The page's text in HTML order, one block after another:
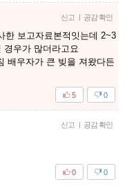
신고 | 공감 확인
한 보고자료본적잇는데 2~3
경우가 많더라고요
배우자가 큰 빚을 져왔다든
0
5
신고 | 공감 확인
0
0